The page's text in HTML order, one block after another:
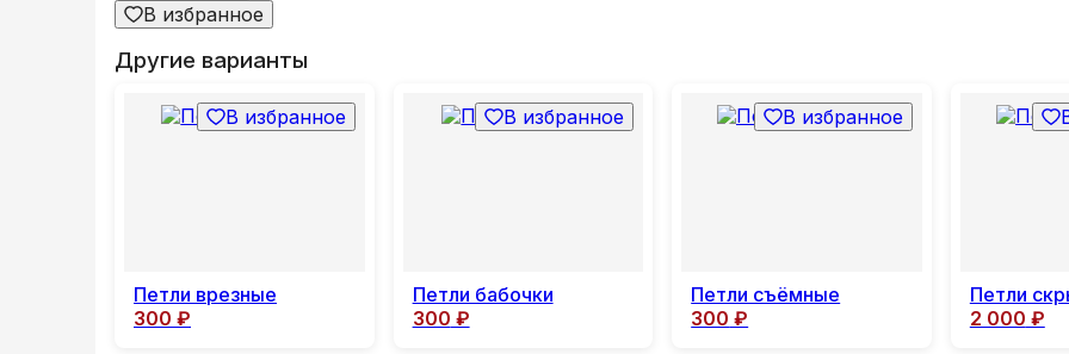
В избранное
Другие варианты
В избранное
Петли врезные
300 ₽
В избранное
Петли бабочки
300 ₽
В избранное
Петли съёмные
300 ₽
Петли
2 000 ₽